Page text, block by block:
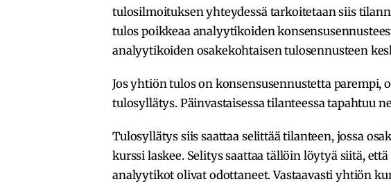
tulosilmoituksen yhteydessä tarkoitetaan siis
tulos poikkeaa analyytikoiden
analyytikoiden osakekohtaisen tulosennusteen
Jos yhtiön tulos on konsensusennustetta parempi,
tulosyllätys. Päinvastaisessa tilanteessa tapahtuu
Tulosyllätys siis saattaa selittää tilanteen, jossa
kurssi laskee. Selitys saattaa tällöin löytyä siitä,
analyytikot olivat odottaneet. Vastaavasti yhtiön